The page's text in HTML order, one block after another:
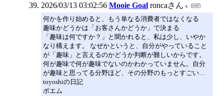
2026/03/13 03:02:56 Mooie Goal roncaさん
何かを作り始めると、もう単なる消費者ではなくなる
趣味かどうかは「お客さんかどうか」で決まる
「趣味は何ですか？」と聞かれると、私は少し、いやか
なり構えます。 なぜかというと、自分がやっていること
が「趣味」と言えるのかどうか判断が難しいからです。
何が趣味で何が趣味でないのかわかっていません。自分
が趣味と思ってる分野ほど、その分野のもっとすごい…
toyoshiの日記
ポエム